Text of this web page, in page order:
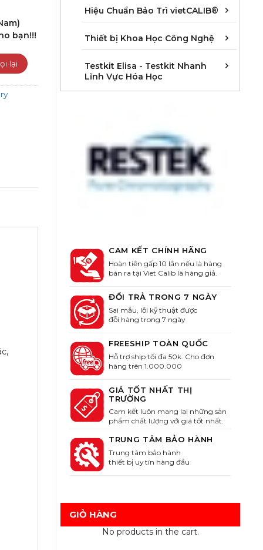
Hiệu Chuẩn Bảo Trì vietCALIB®
Thiết bị Khoa Học Công Nghệ
Testkit Elisa - Testkit Nhanh
Lĩnh Vực Hóa Học
CAM KẾT CHÍNH HÃNG
Hoàn tiền gấp 10 lần nếu là hàng
bán ra tại Viet Calib là hàng giả.
ĐỔI TRẢ TRONG 7 NGÀY
Sai mẫu, lỗi kỹ thuật được
đỗi hàng trong 7 ngày
FREESHIP TOÀN QUỐC
Hỗ trợ ship tối đa 50k. Cho đơn
hàng trên 1.000.000
GIÁ TỐT NHẤT THỊ
TRƯỜNG
Cam kết luôn mang lại những sản
phẩm chất lượng với giá tốt nhất.
TRUNG TÂM BẢO HÀNH
Trung tâm bảo hành
thiết bị uy tín hàng đầu
GIỎ HÀNG
No products in the cart.
bạn!!!